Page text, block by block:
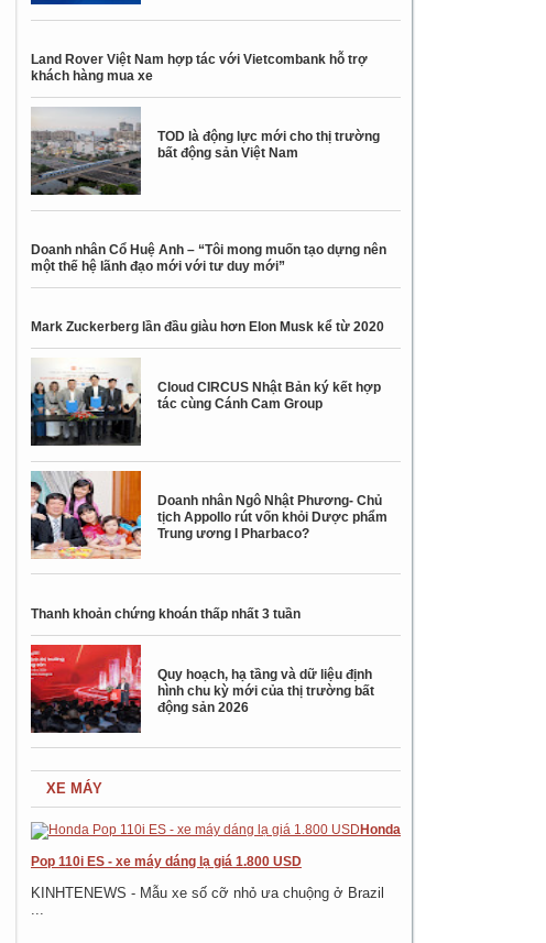
Land Rover Việt Nam hợp tác với Vietcombank hỗ trợ
khách hàng mua xe
TOD là động lực mới cho thị trường
bất động sản Việt Nam
Doanh nhân Cổ Huệ Anh – “Tôi mong muốn tạo dựng nên
một thế hệ lãnh đạo mới với tư duy mới”
Mark Zuckerberg lần đầu giàu hơn Elon Musk kể từ 2020
Cloud CIRCUS Nhật Bản ký kết hợp
tác cùng Cánh Cam Group
Doanh nhân Ngô Nhật Phương- Chủ
tịch Appollo rút vốn khỏi Dược phẩm
Trung ương I Pharbaco?
Thanh khoản chứng khoán thấp nhất 3 tuần
Quy hoạch, hạ tầng và dữ liệu định
hình chu kỳ mới của thị trường bất
động sản 2026
XE MÁY
Honda
Pop 110i ES - xe máy dáng lạ giá 1.800 USD
KINHTENEWS - Mẫu xe số cỡ nhỏ ưa chuộng ở Brazil
...